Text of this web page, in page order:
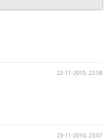
22-11-2010, 22:58
23-11-2010, 23:07